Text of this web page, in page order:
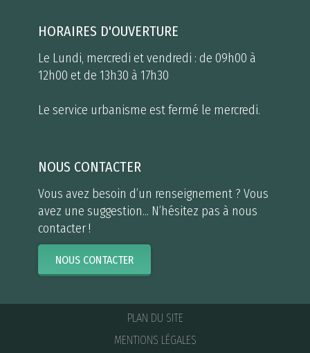
HORAIRES D'OUVERTURE
Le Lundi, mercredi et vendredi : de 09h00 à
12h00 et de 13h30 à 17h30
Le service urbanisme est fermé le mercredi.
NOUS CONTACTER
Vous avez besoin d’un renseignement ? Vous
avez une suggestion... N’hésitez pas à nous
contacter !
NOUS CONTACTER
PLAN DU SITE
MENTIONS LÉGALES